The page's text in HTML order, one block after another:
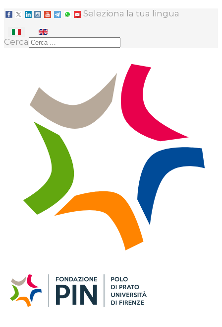
Seleziona la tua lingua
Cerca